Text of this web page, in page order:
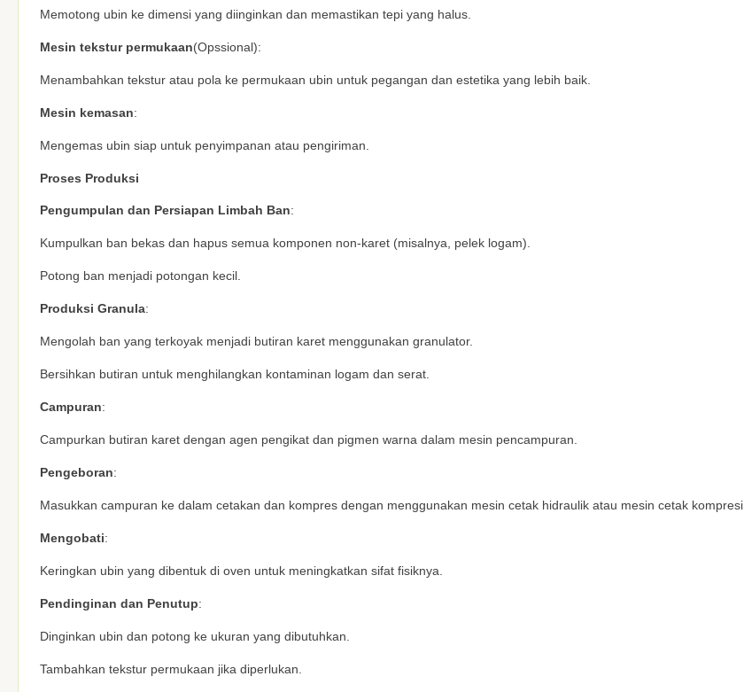
Memotong ubin ke dimensi yang diinginkan dan memastikan tepi yang halus.
Mesin tekstur permukaan(Opssional):
Menambahkan tekstur atau pola ke permukaan ubin untuk pegangan dan estetika yang lebih baik.
Mesin kemasan:
Mengemas ubin siap untuk penyimpanan atau pengiriman.
Proses Produksi
Pengumpulan dan Persiapan Limbah Ban:
Kumpulkan ban bekas dan hapus semua komponen non-karet (misalnya, pelek logam).
Potong ban menjadi potongan kecil.
Produksi Granula:
Mengolah ban yang terkoyak menjadi butiran karet menggunakan granulator.
Bersihkan butiran untuk menghilangkan kontaminan logam dan serat.
Campuran:
Campurkan butiran karet dengan agen pengikat dan pigmen warna dalam mesin pencampuran.
Pengeboran:
Masukkan campuran ke dalam cetakan dan kompres dengan menggunakan mesin cetak hidraulik atau mesin cetak kompresi.
Mengobati:
Keringkan ubin yang dibentuk di oven untuk meningkatkan sifat fisiknya.
Pendinginan dan Penutup:
Dinginkan ubin dan potong ke ukuran yang dibutuhkan.
Tambahkan tekstur permukaan jika diperlukan.